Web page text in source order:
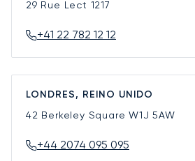
29 Rue Lect 1217
+41 22 782 12 12
LONDRES, REINO UNIDO
42 Berkeley SquareW1J 5AW
+44 2074 095 095